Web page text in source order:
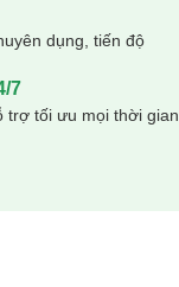
dụng, tiến độ
7
trợ tối ưu mọi thời gian